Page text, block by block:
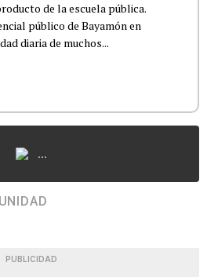
de la escuela pública.
público de Bayamón en
diaria de muchos...
...
PUBLICIDAD